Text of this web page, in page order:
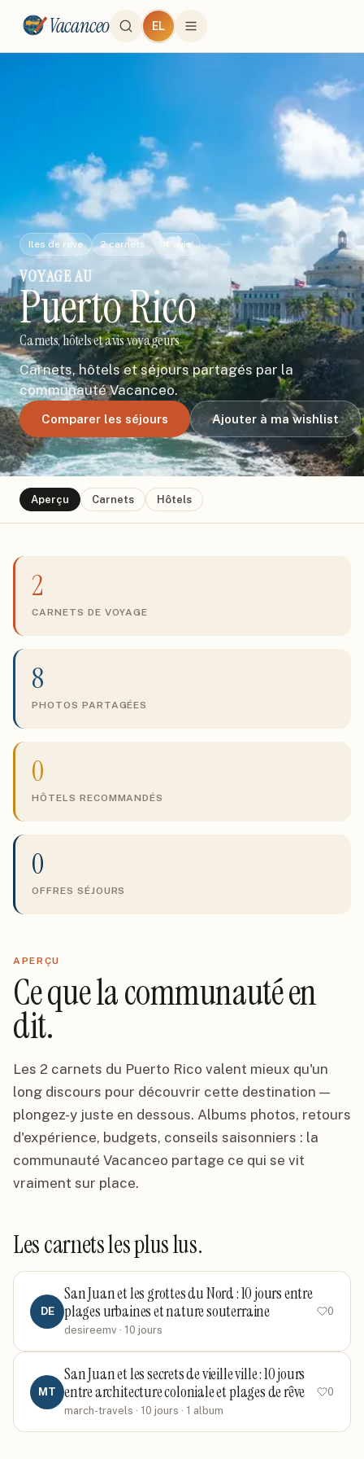
Vacanceo EL
Iles de reve 2carnets 4 avis
VOYAGEAU
Puerto Rico
Carnets, hôtels et avis voyageurs
Carnets, hôtels et séjours partagés par la
communauté Vacanceo.
Comparer les séjours Ajouter à ma wishlist
Aperçu Carnets Hôtels
2
CARNETS DE VOYAGE
8
PHOTOS PARTAGÉES
0
HÔTELS RECOMMANDÉS
0
OFFRES SÉJOURS
APERÇU
Ce que la communauté en
dit.
Les 2 carnets du Puerto Rico valent mieux qu'un
long discours pour découvrir cette destination —
plongez-y juste en dessous. Albums photos, retours
d'expérience, budgets, conseils saisonniers : la
communauté Vacanceo partage ce qui se vit
vraiment sur place.
Les carnets les plus lus.
DE
San Juan et les grottes du Nord : 10 jours entre
plages urbaines et nature souterraine
desireemv · 10 jours
0
MT
San Juan et les secrets de vieille ville : 10 jours
entre architecture coloniale et plages de rêve
march-travels · 10 jours · 1 album
0